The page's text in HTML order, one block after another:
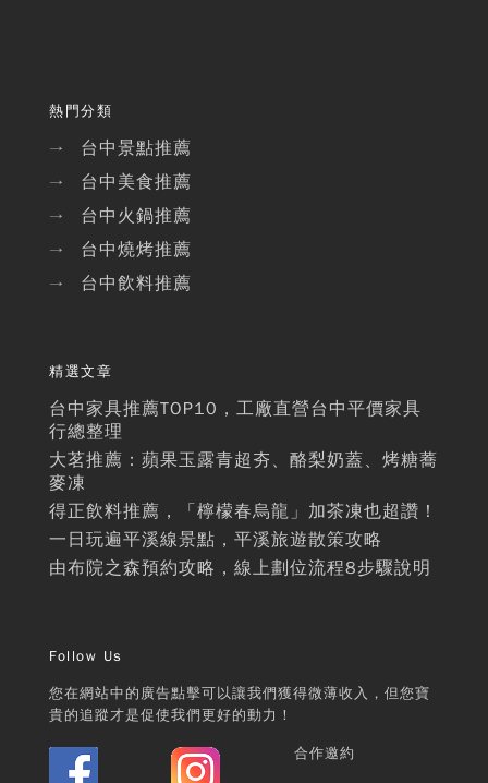
熱門分類
→ 台中景點推薦
→ 台中美食推薦
→ 台中火鍋推薦
→ 台中燒烤推薦
→ 台中飲料推薦
精選文章
台中家具推薦TOP10，工廠直營台中平價家具
行總整理
大茗推薦：蘋果玉露青超夯、酪梨奶蓋、烤糖蕎
麥凍
得正飲料推薦，「檸檬春烏龍」加茶凍也超讚！
一日玩遍平溪線景點，平溪旅遊散策攻略
由布院之森預約攻略，線上劃位流程8步驟說明
Follow Us
您在網站中的廣告點擊可以讓我們獲得微薄收入，但您寶
貴的追蹤才是促使我們更好的動力！
合作邀約